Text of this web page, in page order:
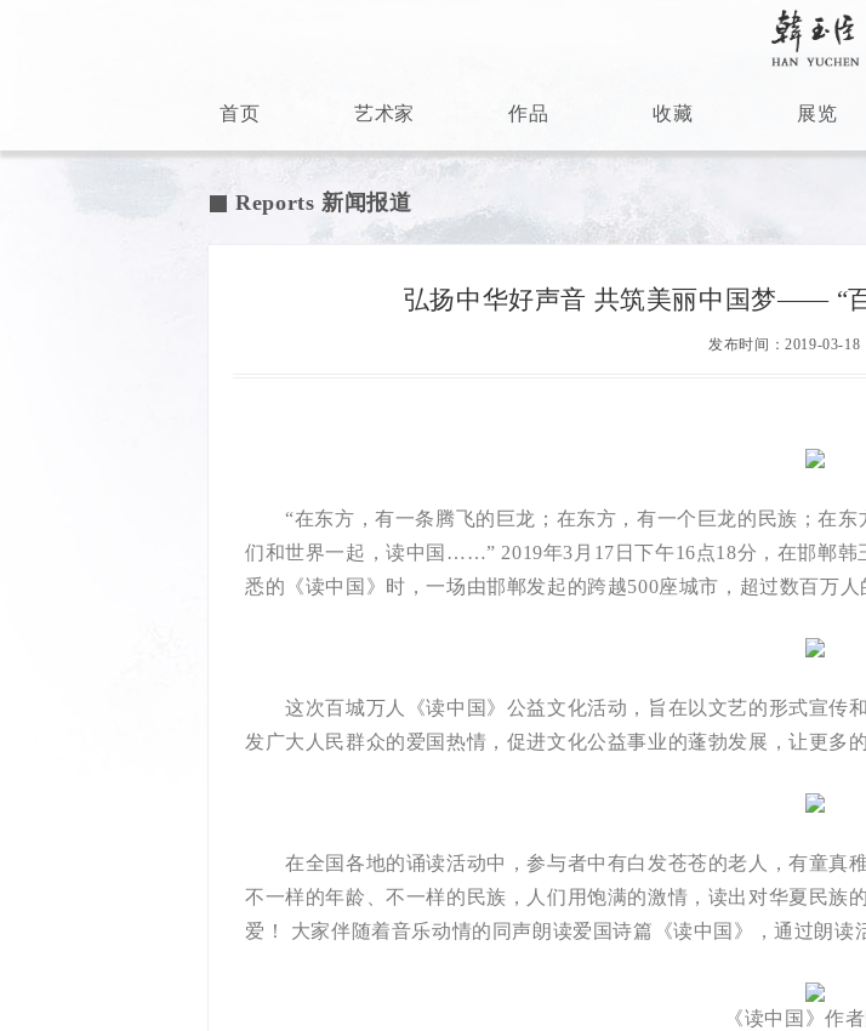
首页 艺术家 作品 收藏 展览
Reports 新闻报道
弘扬中华好声音 共筑美丽中国梦—— “
发布时间：2019-03-18
“在东方，有一条腾飞的巨龙；在东方，有一个巨龙的民族；在东
们和世界一起，读中国……” 2019年3月17日下午16点18分，在邯郸
悉的《读中国》时，一场由邯郸发起的跨越500座城市，超过数百万人
这次百城万人《读中国》公益文化活动，旨在以文艺的形式宣传
发广大人民群众的爱国热情，促进文化公益事业的蓬勃发展，让更多
在全国各地的诵读活动中，参与者中有白发苍苍的老人，有童真
不一样的年龄、不一样的民族，人们用饱满的激情，读出对华夏民族
爱！ 大家伴随着音乐动情的同声朗读爱国诗篇《读中国》，通过朗读
《读中国》作